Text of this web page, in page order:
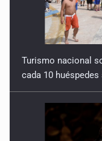
Turismo nacional
cada 10